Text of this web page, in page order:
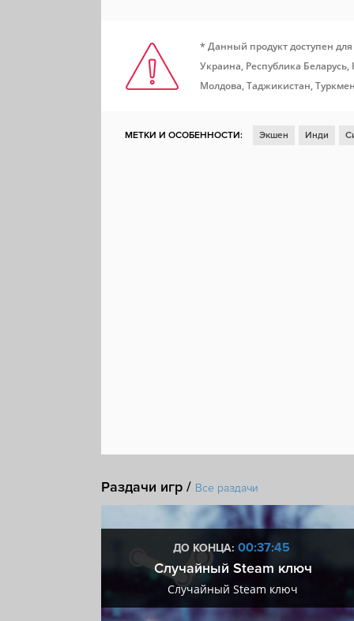
* Данный продукт доступен
Украина, Республика
Молдова, Таджикистан,
МЕТКИ И ОСОБЕННОСТИ: Экшен Инди
Раздачи игр / Все раздачи
ДО КОНЦА: 00:37:44
Случайный Steam ключ
Случайный Steam ключ